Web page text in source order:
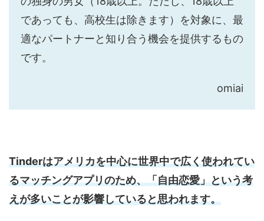
であっても、高校生は除きます）を対象に、最
適なパートナーと知り合う機会を提供するもの
です。
omiai
Tinderはアメリカを中心に世界中で広く使われてい
るマッチングアプリのため、「自由恋愛」という考
えが多いことが影響していると思われます。